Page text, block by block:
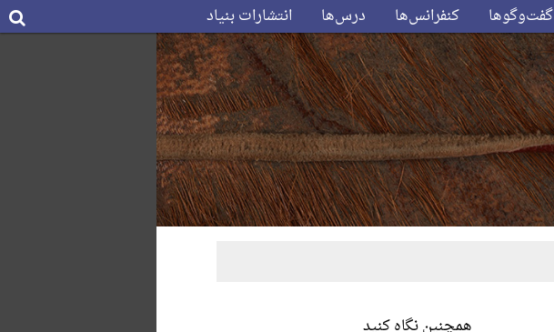
گفت‌وگوها کنفرانس‌ها درس‌ها انتشارات بنیاد
همچنین نگاه کنید